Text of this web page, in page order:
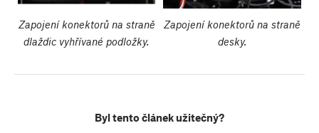
Zapojení konektorů na straně
dlaždic vyhřívané podložky.
Zapojení konektorů na straně
desky.
Byl tento článek užitečný?